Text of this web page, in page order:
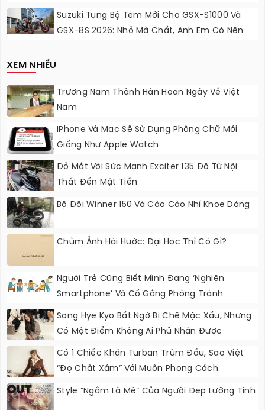
Suzuki Tung Bộ Tem Mới Cho GSX-S1000 Và
GSX-8S 2026: Nhỏ Mà Chất, Anh Em Có Nên
XEM NHIỀU
Trương Nam Thành Hân Hoan Ngày Về Việt
Nam
IPhone Và Mac Sẽ Sử Dụng Phông Chữ Mới
Giống Như Apple Watch
Đỏ Mắt Với Sức Mạnh Exciter 135 Độ Từ Nội
Thất Đến Mặt Tiền
Bộ Đôi Winner 150 Và Cào Cào Nhí Khoe Dáng
Chùm Ảnh Hài Hước: Đại Học Thì Có Gì?
Người Trẻ Cũng Biết Mình Đang ‘nghiện
Smartphone’ Và Cố Gắng Phòng Tránh
Song Hye Kyo Bất Ngờ Bị Chê Mặc Xấu, Nhưng
Có Một Điểm Không Ai Phủ Nhận Được
Có 1 Chiếc Khăn Turban Trùm Đầu, Sao Việt
“đọ Chất Xám” Với Muôn Phong Cách
Style “ngắm Là Mê” Của Người Đẹp Lưỡng Tính